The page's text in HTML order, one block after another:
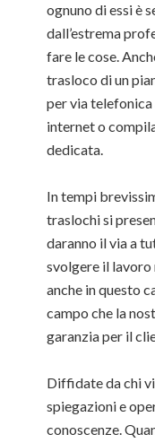
ognuno di essi è
dall’estrema
fare le cose.
trasloco di un
per via
internet o
dedicata.
In tempi
traslochi si
daranno il via a
svolgere il
anche in questo
campo che la
garanzia per il
Diffidate da chi
spiegazioni e
conoscenze.